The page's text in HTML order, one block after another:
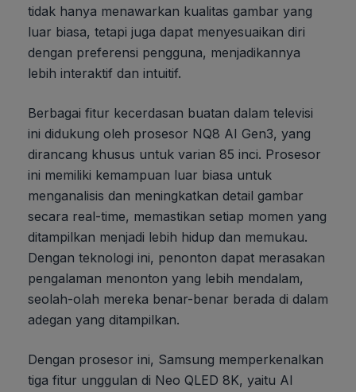
tidak hanya menawarkan kualitas gambar yang
luar biasa, tetapi juga dapat menyesuaikan diri
dengan preferensi pengguna, menjadikannya
lebih interaktif dan intuitif.
Berbagai fitur kecerdasan buatan dalam televisi
ini didukung oleh prosesor NQ8 AI Gen3, yang
dirancang khusus untuk varian 85 inci. Prosesor
ini memiliki kemampuan luar biasa untuk
menganalisis dan meningkatkan detail gambar
secara real-time, memastikan setiap momen yang
ditampilkan menjadi lebih hidup dan memukau.
Dengan teknologi ini, penonton dapat merasakan
pengalaman menonton yang lebih mendalam,
seolah-olah mereka benar-benar berada di dalam
adegan yang ditampilkan.
Dengan prosesor ini, Samsung memperkenalkan
tiga fitur unggulan di Neo QLED 8K, yaitu AI